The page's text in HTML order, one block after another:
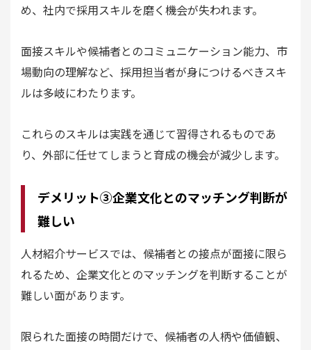
め、社内で採用スキルを磨く機会が失われます。
面接スキルや候補者とのコミュニケーション能力、市
場動向の理解など、採用担当者が身につけるべきスキ
ルは多岐にわたります。
これらのスキルは実践を通じて習得されるものであ
り、外部に任せてしまうと育成の機会が減少します。
デメリット③企業文化とのマッチング判断が
難しい
人材紹介サービスでは、候補者との接点が面接に限ら
れるため、企業文化とのマッチングを判断することが
難しい面があります。
限られた面接の時間だけで、候補者の人柄や価値観、